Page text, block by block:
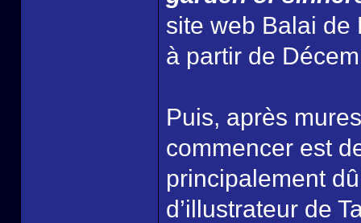
site web Balai
à partir de
Puis, après
commencer est
principalement
d’illustrateur de